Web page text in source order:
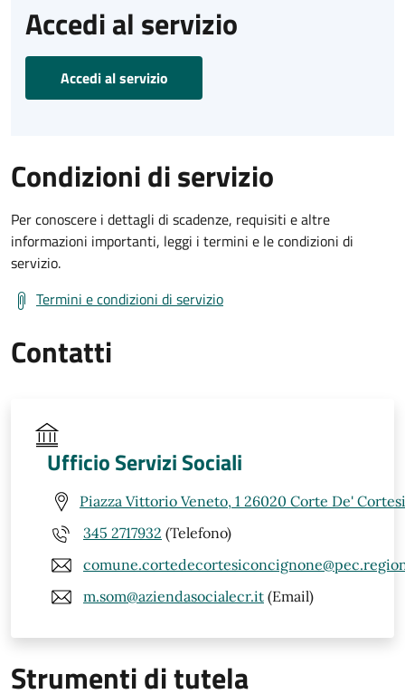
Accedi al servizio
Accedi al servizio
Condizioni di servizio
Per conoscere i dettagli di scadenze, requisiti e altre
informazioni importanti, leggi i termini e le condizioni di
servizio.
Termini e condizioni di servizio
Contatti
Ufficio Servizi Sociali
Piazza Vittorio Veneto, 1 26020 Corte De'
345 2717932 (Telefono)
m.som@aziendasocialecr.it (Email)
Strumenti di tutela